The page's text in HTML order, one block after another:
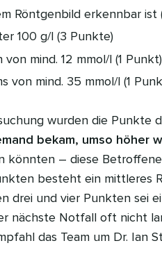
Röntgenbild erkennbar ist
100 g/l (3 Punkte)
mind. 12 mmol/l (1 Punkt)
von mind. 35 mmol/l (1
wurden die Punkte
bekam, umso höher
könnten – diese
besteht ein mittleres
drei und vier Punkten sei
nächste Notfall oft nicht
das Team um Dr. Ian